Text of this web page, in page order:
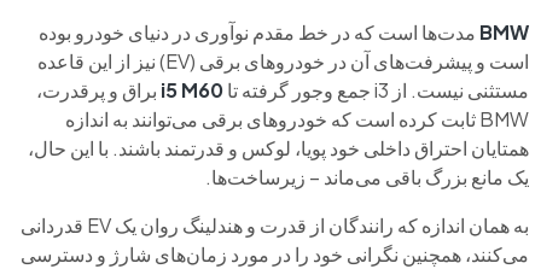
BMW مدت‌ها است که در خط مقدم نوآوری در دنیای خودرو بوده
است و پیشرفت‌های آن در خودروهای برقی (EV) نیز از این قاعده
مستثنی نیست. از i3 جمع‌ وجور گرفته تا
i5 M60 براق و پرقدرت،
BMW ثابت کرده است که خودروهای برقی می‌توانند به اندازه
همتایان احتراق داخلی خود پویا، لوکس و قدرتمند باشند. با این حال،
یک مانع بزرگ باقی می‌ماند – زیرساخت‌ها.
به همان اندازه که رانندگان از قدرت و هندلینگ روان یک EV قدردانی
می‌کنند، همچنین نگرانی خود را در مورد زمان‌های شارژ و دسترسی